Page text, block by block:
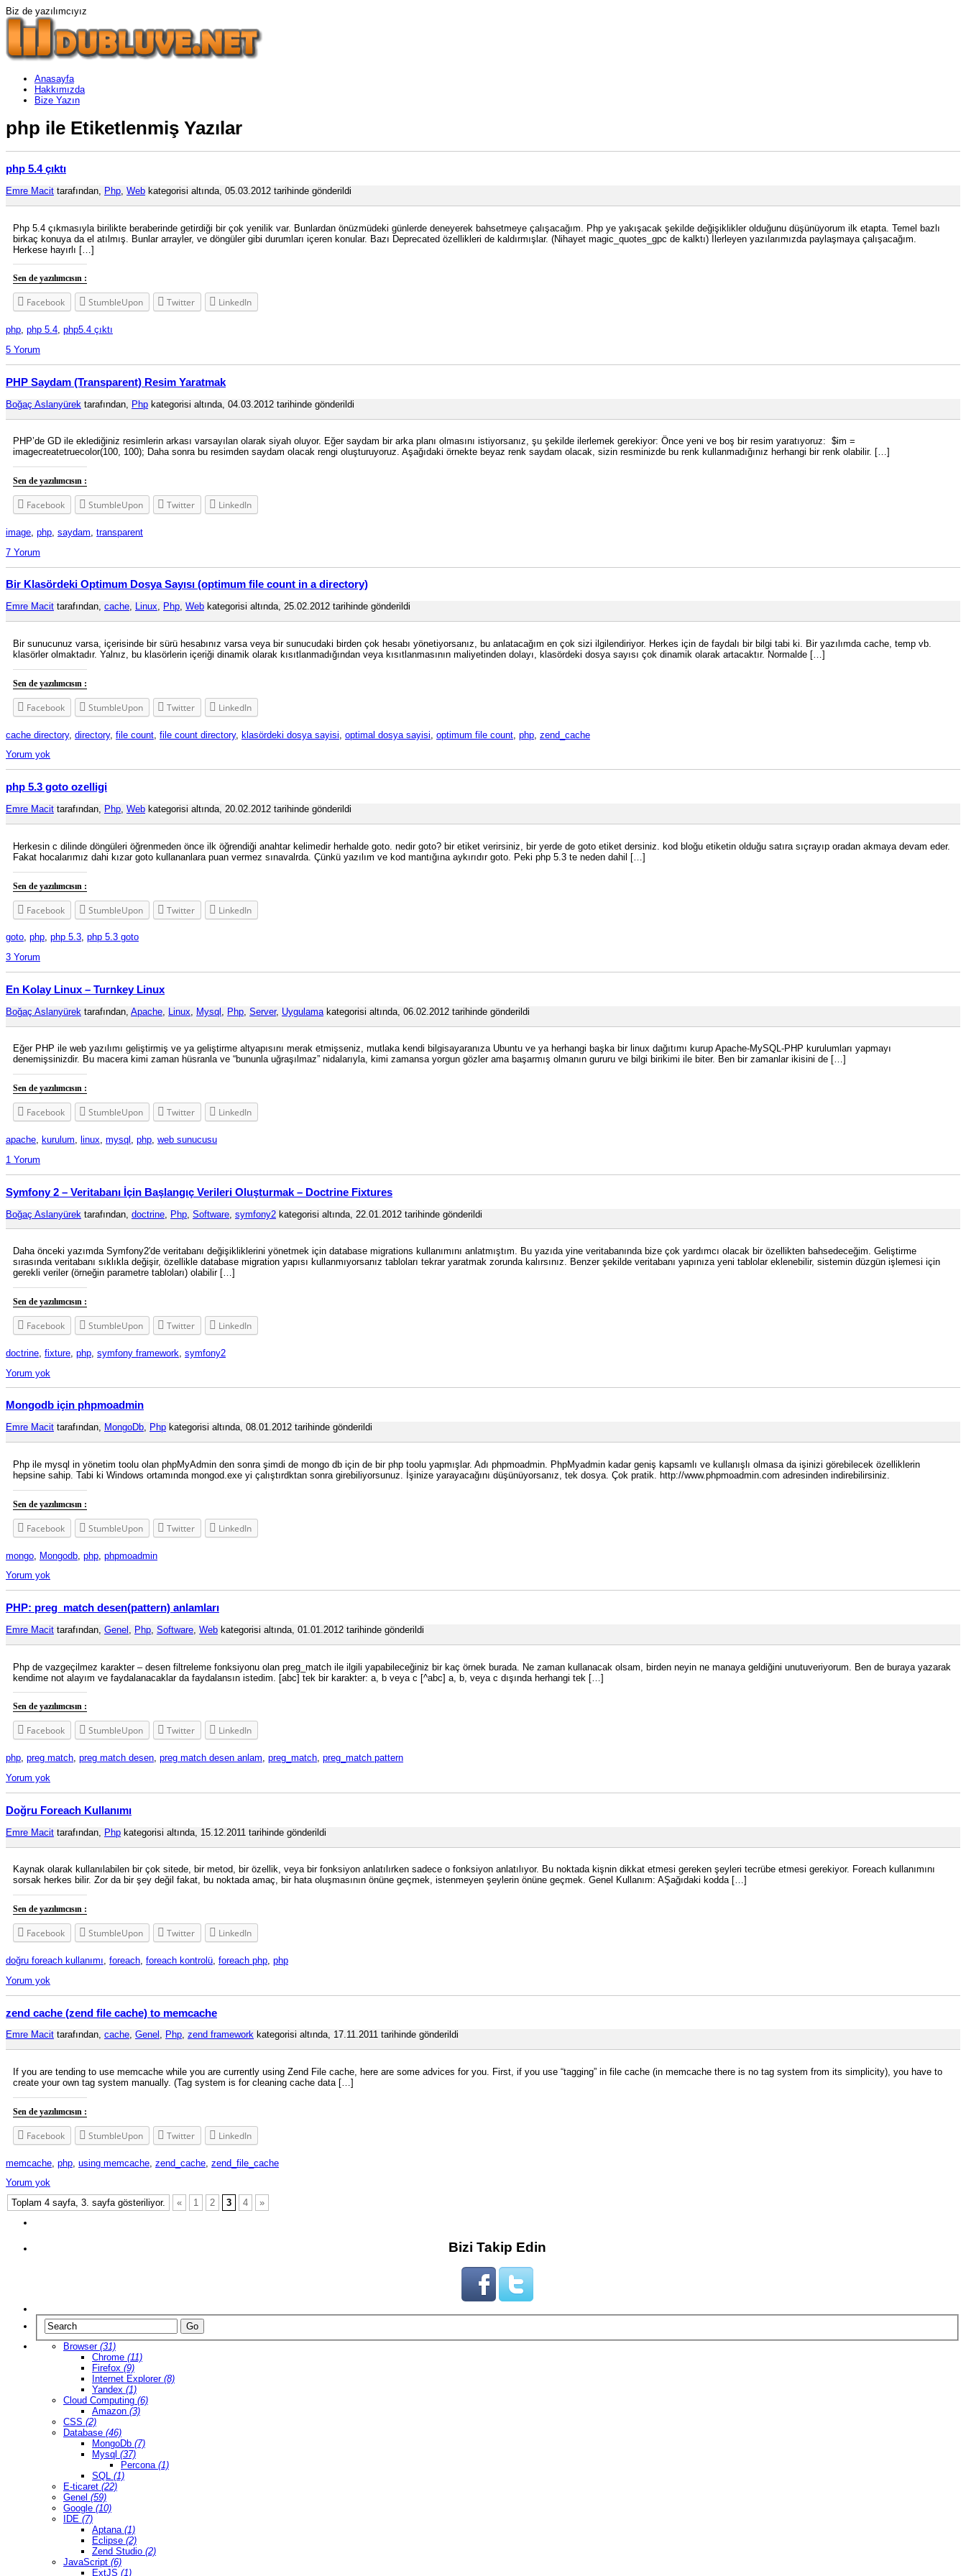
Biz de yazılımcıyız
Anasayfa
Hakkımızda
Bize Yazın
php ile Etiketlenmiş Yazılar
php 5.4 çıktı
Emre Macit tarafından, Php, Web kategorisi altında, 05.03.2012 tarihinde gönderildi
Php 5.4 çıkmasıyla birilikte beraberinde getirdiği bir çok yenilik var. Bunlardan önüzmüdeki günlerde deneyerek bahsetmeye çalışacağım. Php ye yakışacak şekilde değişiklikler olduğunu düşünüyorum ilk etapta. Temel bazlı
birkaç konuya da el atılmış. Bunlar arrayler, ve döngüler gibi durumları içeren konular. Bazı Deprecated özellikleri de kaldırmışlar. (Nihayet magic_quotes_gpc de kalktı) İlerleyen yazılarımızda paylaşmaya çalışacağım.
Herkese hayırlı […]
Sen de yazılımcısın :
Facebook StumbleUpon Twitter LinkedIn
php, php 5.4, php5.4 çıktı
5 Yorum
PHP Saydam (Transparent) Resim Yaratmak
Boğaç Aslanyürek tarafından, Php kategorisi altında, 04.03.2012 tarihinde gönderildi
PHP’de GD ile eklediğiniz resimlerin arkası varsayılan olarak siyah oluyor. Eğer saydam bir arka planı olmasını istiyorsanız, şu şekilde ilerlemek gerekiyor: Önce yeni ve boş bir resim yaratıyoruz: $im =
imagecreatetruecolor(100, 100); Daha sonra bu resimden saydam olacak rengi oluşturuyoruz. Aşağıdaki örnekte beyaz renk saydam olacak, sizin resminizde bu renk kullanmadığınız herhangi bir renk olabilir. […]
Sen de yazılımcısın :
Facebook StumbleUpon Twitter LinkedIn
image php saydam transparent
7 Yorum
Bir Klasördeki Optimum Dosya Sayısı (optimum file count in a directory)
Emre Macit tarafından, cache, Linux, Php, Web kategorisi altında, 25.02.2012 tarihinde gönderildi
Bir sunucunuz varsa, içerisinde bir sürü hesabınız varsa veya bir sunucudaki birden çok hesabı yönetiyorsanız, bu anlatacağım en çok sizi ilgilendiriyor. Herkes için de faydalı bir bilgi tabi ki. Bir yazılımda cache, temp vb.
klasörler olmaktadır. Yalnız, bu klasörlerin içeriği dinamik olarak kısıtlanmadığından veya kısıtlanmasının maliyetinden dolayı, klasördeki dosya sayısı çok dinamik olarak artacaktır. Normalde […]
Sen de yazılımcısın :
Facebook StumbleUpon Twitter LinkedIn
cache directory, directory, file count file count directory, klasördeki dosya sayisi optimal dosya sayisi optimum file count php zend_cache
Yorum yok
php 5.3 goto ozelligi
Emre Macit tarafından, Php, Web kategorisi altında, 20.02.2012 tarihinde gönderildi
Herkesin c dilinde döngüleri öğrenmeden önce ilk öğrendiği anahtar kelimedir herhalde goto. nedir goto? bir etiket verirsiniz, bir yerde de goto etiket dersiniz. kod bloğu etiketin olduğu satıra sıçrayıp oradan akmaya devam eder.
Fakat hocalarımız dahi kızar goto kullananlara puan vermez sınavalrda. Çünkü yazılım ve kod mantığına aykırıdır goto. Peki php 5.3 te neden dahil […]
Sen de yazılımcısın :
Facebook StumbleUpon Twitter LinkedIn
goto, php, php 5.3, php 5.3 goto
3 Yorum
En Kolay Linux – Turnkey Linux
Boğaç Aslanyürek tarafından, Apache Linux Mysql Php Server, Uygulama kategorisi altında, 06.02.2012 tarihinde gönderildi
Eğer PHP ile web yazılımı geliştirmiş ve ya geliştirme altyapısını merak etmişseniz, mutlaka kendi bilgisayaranıza Ubuntu ve ya herhangi başka bir linux dağıtımı kurup Apache-MySQL-PHP kurulumları yapmayı
denemişsinizdir. Bu macera kimi zaman hüsranla ve “bununla uğraşılmaz” nidalarıyla, kimi zamansa yorgun gözler ama başarmış olmanın gururu ve bilgi birikimi ile biter. Ben bir zamanlar ikisini de […]
Sen de yazılımcısın :
Facebook StumbleUpon Twitter LinkedIn
apache, kurulum, linux, mysql , php, web sunucusu
1 Yorum
Symfony 2 – Veritabanı İçin Başlangıç Verileri Oluşturmak – Doctrine Fixtures
Boğaç Aslanyürek tarafından, doctrine Php Software symfony2 kategorisi altında, 22.01.2012 tarihinde gönderildi
Daha önceki yazımda Symfony2′de veritabanı değişikliklerini yönetmek için database migrations kullanımını anlatmıştım. Bu yazıda yine veritabanında bize çok yardımcı olacak bir özellikten bahsedeceğim. Geliştirme
sırasında veritabanı sıklıkla değişir, özellikle database migration yapısı kullanmıyorsanız tabloları tekrar yaratmak zorunda kalırsınız. Benzer şekilde veritabanı yapınıza yeni tablolar eklenebilir, sistemin düzgün işlemesi için
gerekli veriler (örneğin parametre tabloları) olabilir […]
Sen de yazılımcısın :
Facebook StumbleUpon Twitter LinkedIn
doctrine fixture php symfony framework symfony2
Yorum yok
Mongodb için phpmoadmin
Emre Macit tarafından, MongoDb, Php kategorisi altında, 08.01.2012 tarihinde gönderildi
Php ile mysql in yönetim toolu olan phpMyAdmin den sonra şimdi de mongo db için de bir php toolu yapmışlar. Adı phpmoadmin. PhpMyadmin kadar geniş kapsamlı ve kullanışlı olmasa da işinizi görebilecek özelliklerin
hepsine sahip. Tabi ki Windows ortamında mongod.exe yi çalıştırdktan sonra girebiliyorsunuz. İşinize yarayacağını düşünüyorsanız, tek dosya. Çok pratik. http://www.phpmoadmin.com adresinden indirebilirsiniz.
Sen de yazılımcısın :
Facebook StumbleUpon Twitter LinkedIn
mongo Mongodb php phpmoadmin
Yorum yok
PHP: preg_match desen(pattern) anlamları
Emre Macit tarafından, Genel , Php, Software, Web kategorisi altında, 01.01.2012 tarihinde gönderildi
Php de vazgeçilmez karakter – desen filtreleme fonksiyonu olan preg_match ile ilgili yapabileceğiniz bir kaç örnek burada. Ne zaman kullanacak olsam, birden neyin ne manaya geldiğini unutuveriyorum. Ben de buraya yazarak
kendime not alayım ve faydalanacaklar da faydalansın istedim. [abc] tek bir karakter: a, b veya c [^abc] a, b, veya c dışında herhangi tek […]
Sen de yazılımcısın :
Facebook StumbleUpon Twitter LinkedIn
php, preg match, preg match desen, preg match desen anlam, preg_match, preg_match pattern
Yorum yok
Doğru Foreach Kullanımı
Emre Macit tarafından, Php kategorisi altında, 15.12.2011 tarihinde gönderildi
Kaynak olarak kullanılabilen bir çok sitede, bir metod, bir özellik, veya bir fonksiyon anlatılırken sadece o fonksiyon anlatılıyor. Bu noktada kişnin dikkat etmesi gereken şeyleri tecrübe etmesi gerekiyor. Foreach kullanımını
sorsak herkes bilir. Zor da bir şey değil fakat, bu noktada amaç, bir hata oluşmasının önüne geçmek, istenmeyen şeylerin önüne geçmek. Genel Kullanım: AŞağıdaki kodda […]
Sen de yazılımcısın :
Facebook StumbleUpon Twitter LinkedIn
doğru foreach kullanımı foreach foreach kontrolü foreach php php
Yorum yok
zend cache (zend file cache) to memcache
Emre Macit tarafından, cache, Genel , Php, zend framework kategorisi altında, 17.11.2011 tarihinde gönderildi
If you are tending to use memcache while you are currently using Zend File cache, here are some advices for you. First, if you use “tagging” in file cache (in memcache there is no tag system from its simplicity), you have to
create your own tag system manually. (Tag system is for cleaning cache data […]
Sen de yazılımcısın :
Facebook StumbleUpon Twitter LinkedIn
memcache php using memcache zend_cache zend_file_cache
Yorum yok
Toplam 4 sayfa, 3. sayfa gösteriliyor.
« 1 2 3 4 »
Bizi Takip Edin
Browser (31)
Chrome (11)
Firefox (9)
Internet Explorer (8)
Yandex (1)
Cloud Computing (6)
Amazon (3)
CSS (2)
Database (46)
MongoDb (7)
Mysql (37)
Percona (1)
SQL (1)
E-ticaret (22)
Genel (59)
Google (10)
IDE (7)
Aptana (1)
Eclipse (2)
Zend Studio (2)
JavaScript (6)
ExtJS (1)